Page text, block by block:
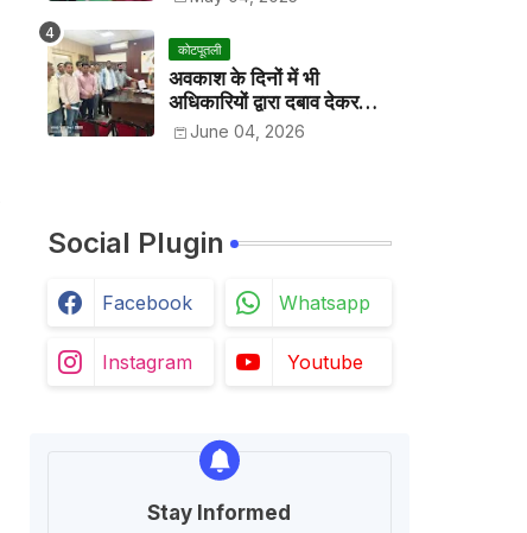
कोटपूतली
अवकाश के दिनों में भी
अधिकारियों द्वारा दबाव देकर
अवकाश निरस्त करके काम
June 04, 2026
Social Plugin
Facebook Whatsapp
Instagram Youtube
Stay Informed